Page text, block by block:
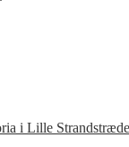
i Lille